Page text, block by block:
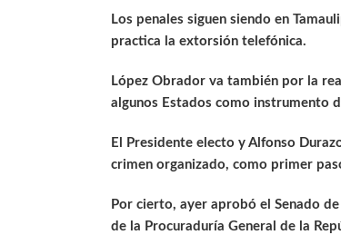
Los penales siguen siendo en
practica la extorsión telefónica.
López Obrador va también por la
algunos Estados como instrumento
El Presidente electo y Alfonso
crimen organizado, como primer
Por cierto, ayer aprobó el Senado
de la Procuraduría General de la